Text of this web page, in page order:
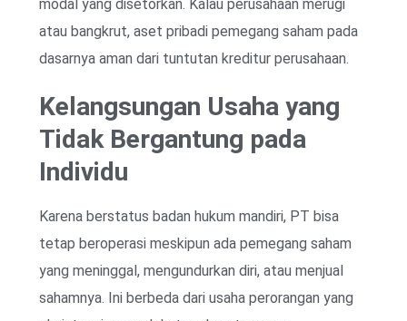
modal yang disetorkan. Kalau perusahaan merugi
atau bangkrut, aset pribadi pemegang saham pada
dasarnya aman dari tuntutan kreditur perusahaan.
Kelangsungan Usaha yang
Tidak Bergantung pada
Individu
Karena berstatus badan hukum mandiri, PT bisa
tetap beroperasi meskipun ada pemegang saham
yang meninggal, mengundurkan diri, atau menjual
sahamnya. Ini berbeda dari usaha perorangan yang